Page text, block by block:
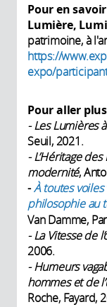
Pour en
Lumière,
patrimoine, à
https://
expo/
Pour aller
- Les Lumières
Seuil, 2021.
- L’Héritage
modernité,
-À toutes
philosophie au
Van Damme,
- La Vitesse de
2006.
- Humeurs
hommes et de
Roche, Fayard,